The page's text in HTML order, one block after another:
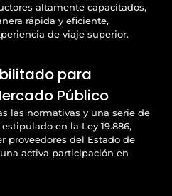
altamente capacitados,
rápida y eficiente,
de viaje superior.
para
Público
las normativas y una serie de
en la Ley 19.886,
proveedores del Estado de
activa participación en